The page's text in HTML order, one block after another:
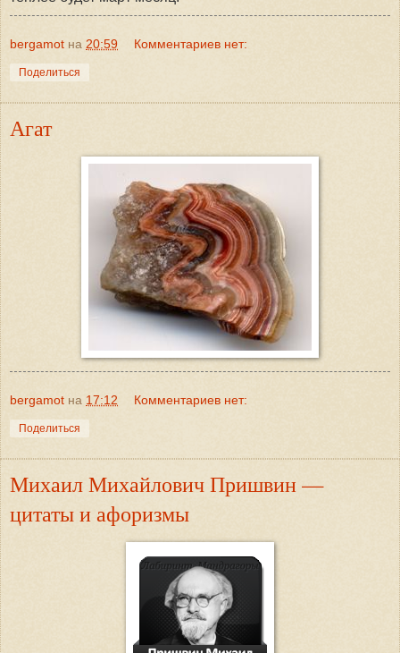
bergamot на 20:59 Комментариев нет:
Поделиться
Агат
bergamot на 17:12 Комментариев нет:
Поделиться
Михаил Михайлович Пришвин —
цитаты и афоризмы